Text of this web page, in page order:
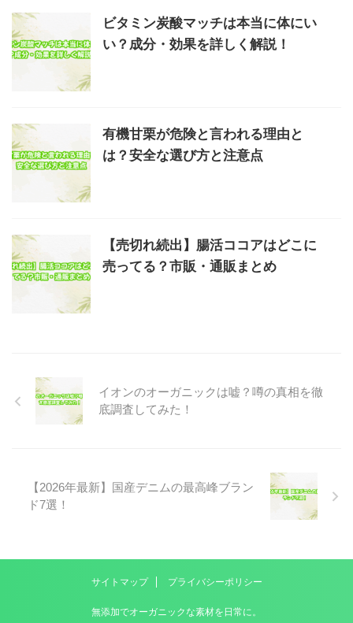
ビタミン炭酸マッチは本当に体にい
い？成分・効果を詳しく解説！
有機甘栗が危険と言われる理由と
は？安全な選び方と注意点
【売切れ続出】腸活ココアはどこに
売ってる？市販・通販まとめ
イオンのオーガニックは嘘？噂の真相を徹
底調査してみた！
【2026年最新】国産デニムの最高峰ブラン
ド7選！
サイトマップ プライバシーポリシー
無添加でオーガニックな素材を日常に。